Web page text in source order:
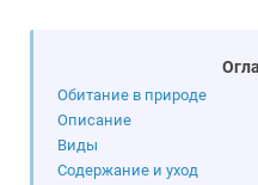
Обитание в природе
Описание
Виды
Содержание и уход